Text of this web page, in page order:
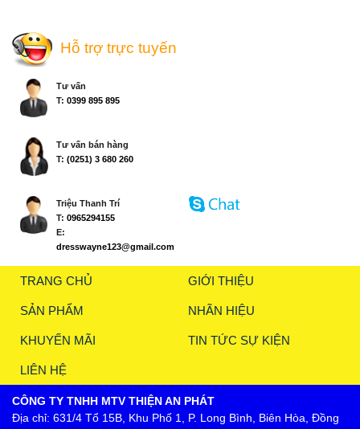
Hỗ trợ trực tuyến
Tư vấn
T: 0399 895 895
Tư vấn bán hàng
T: (0251) 3 680 260
Triệu Thanh Trí
T: 0965294155
E:
dresswayne123@gmail.com
TRANG CHỦ GIỚI THIỆU
SẢN PHẨM NHÃN HIỆU
KHUYẾN MÃI TIN TỨC SỰ KIỆN
LIÊN HỆ
CÔNG TY TNHH MTV THIỆN AN PHÁT
Địa chỉ: 631/4 Tổ 15B, Khu Phố 1, P. Long Bình, Biên Hòa, Đồng